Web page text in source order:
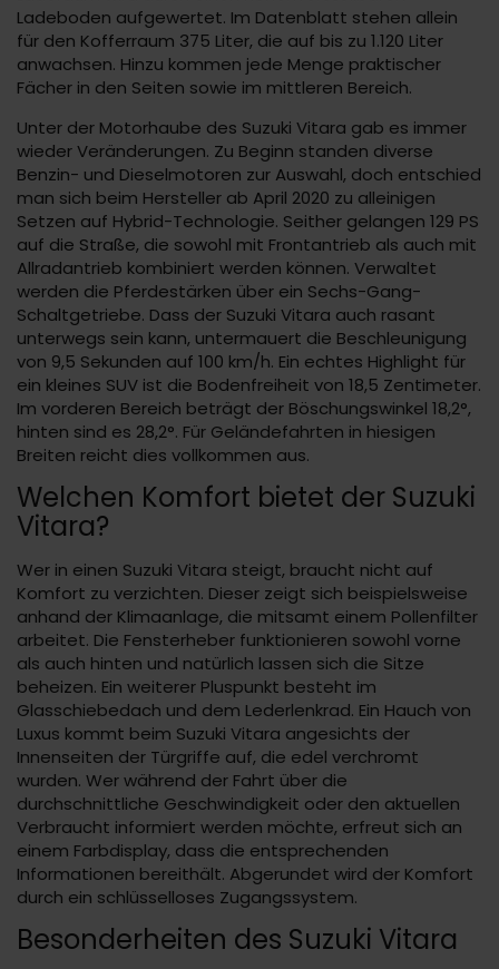
Ladeboden aufgewertet. Im Datenblatt stehen allein
für den Kofferraum 375 Liter, die auf bis zu 1.120 Liter
anwachsen. Hinzu kommen jede Menge praktischer
Fächer in den Seiten sowie im mittleren Bereich.
Unter der Motorhaube des Suzuki Vitara gab es immer
wieder Veränderungen. Zu Beginn standen diverse
Benzin- und Dieselmotoren zur Auswahl, doch entschied
man sich beim Hersteller ab April 2020 zu alleinigen
Setzen auf Hybrid-Technologie. Seither gelangen 129 PS
auf die Straße, die sowohl mit Frontantrieb als auch mit
Allradantrieb kombiniert werden können. Verwaltet
werden die Pferdestärken über ein Sechs-Gang-
Schaltgetriebe. Dass der Suzuki Vitara auch rasant
unterwegs sein kann, untermauert die Beschleunigung
von 9,5 Sekunden auf 100 km/h. Ein echtes Highlight für
ein kleines SUV ist die Bodenfreiheit von 18,5 Zentimeter.
Im vorderen Bereich beträgt der Böschungswinkel 18,2°,
hinten sind es 28,2°. Für Geländefahrten in hiesigen
Breiten reicht dies vollkommen aus.
Welchen Komfort bietet der Suzuki
Vitara?
Wer in einen Suzuki Vitara steigt, braucht nicht auf
Komfort zu verzichten. Dieser zeigt sich beispielsweise
anhand der Klimaanlage, die mitsamt einem Pollenfilter
arbeitet. Die Fensterheber funktionieren sowohl vorne
als auch hinten und natürlich lassen sich die Sitze
beheizen. Ein weiterer Pluspunkt besteht im
Glasschiebedach und dem Lederlenkrad. Ein Hauch von
Luxus kommt beim Suzuki Vitara angesichts der
Innenseiten der Türgriffe auf, die edel verchromt
wurden. Wer während der Fahrt über die
durchschnittliche Geschwindigkeit oder den aktuellen
Verbraucht informiert werden möchte, erfreut sich an
einem Farbdisplay, dass die entsprechenden
Informationen bereithält. Abgerundet wird der Komfort
durch ein schlüsselloses Zugangssystem.
Besonderheiten des Suzuki Vitara